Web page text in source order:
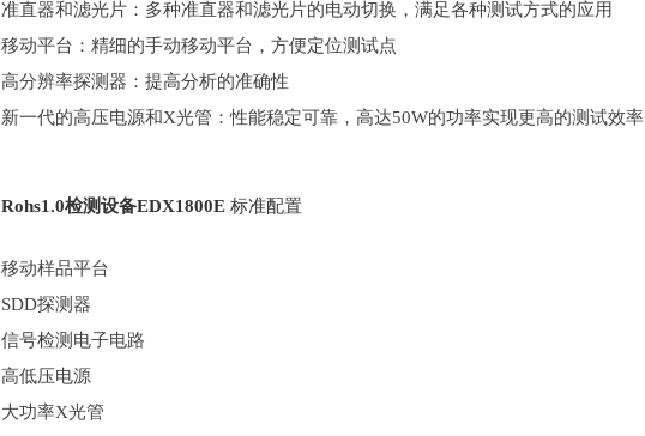
准直器和滤光片：多种准直器和滤光片的电动切换，满足各种测试方式的应用
移动平台：精细的手动移动平台，方便定位测试点
高分辨率探测器：提高分析的准确性
新一代的高压电源和X光管：性能稳定可靠，高达50W的功率实现更高的测试效率
Rohs1.0检测设备EDX1800E 标准配置
移动样品平台
SDD探测器
信号检测电子电路
高低压电源
大功率X光管